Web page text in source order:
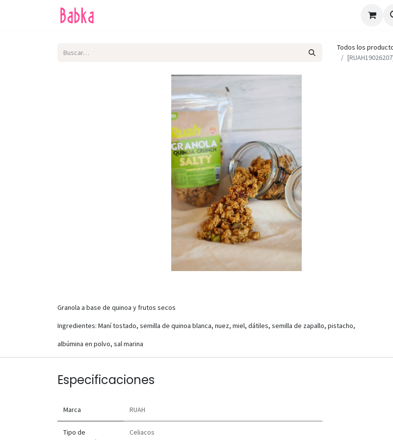
Como
Todos los
Granola a base de quinoa y frutos secos
Ingredientes: Maní tostado, semilla de quinoa blanca, nuez, miel, dátiles, semilla de zapallo, pistacho,
albúmina en polvo, sal marina
Especificaciones
Marca RUAH
Tipo de
Celiacos